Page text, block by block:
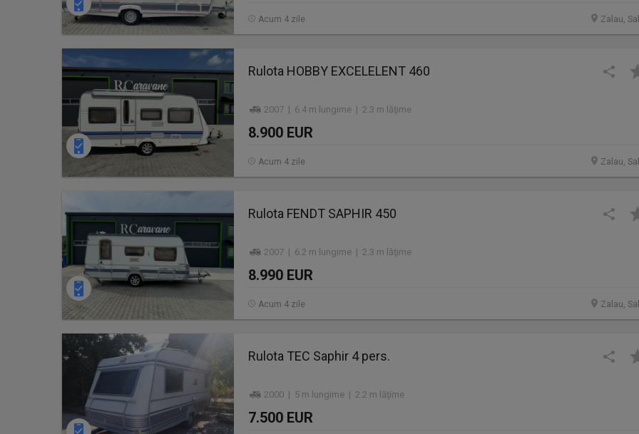
Zalau,
Acum 4 zile
Rulota HOBBY EXCELELENT 460
2007 | 6.4 m lungime | 2.3 m lăţime
8.900 EUR
Zalau,
Acum 4 zile
Rulota FENDT SAPHIR 450
2007 | 6.2 m lungime | 2.3 m lăţime
8.990 EUR
Zalau,
Acum 4 zile
Rulota TEC Saphir 4 pers.
2000 | 5 m lungime | 2.2 m lăţime
7.500 EUR